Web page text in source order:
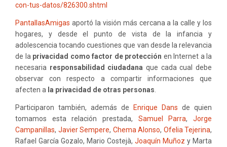
con-tus-datos/826300.shtml
PantallasAmigas aportó la visión más cercana a la calle y los
hogares, y desde el punto de vista de la infancia y
adolescencia tocando cuestiones que van desde la relevancia
de la privacidad como factor de protección en Internet a la
necesaria responsabilidad ciudadana que cada cual debe
observar con respecto a compartir informaciones que
afecten a la privacidad de otras personas
Participaron también, además de Enrique Dans de quien
tomamos esta relación prestada, Samuel Parra,Jorge
Campanillas, Javier Sempere, Chema Alonso, Ofelia Tejerina,
Rafael García Gozalo, Mario Costejà, Joaquín Muñoz y Marta